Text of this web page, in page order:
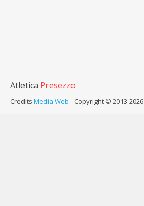
Atletica Presezzo
Credits Media Web - Copyright © 2013-2026